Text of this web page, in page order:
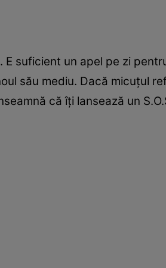
suficient un apel pe zi
său mediu. Dacă micuţul
că îţi lansează un